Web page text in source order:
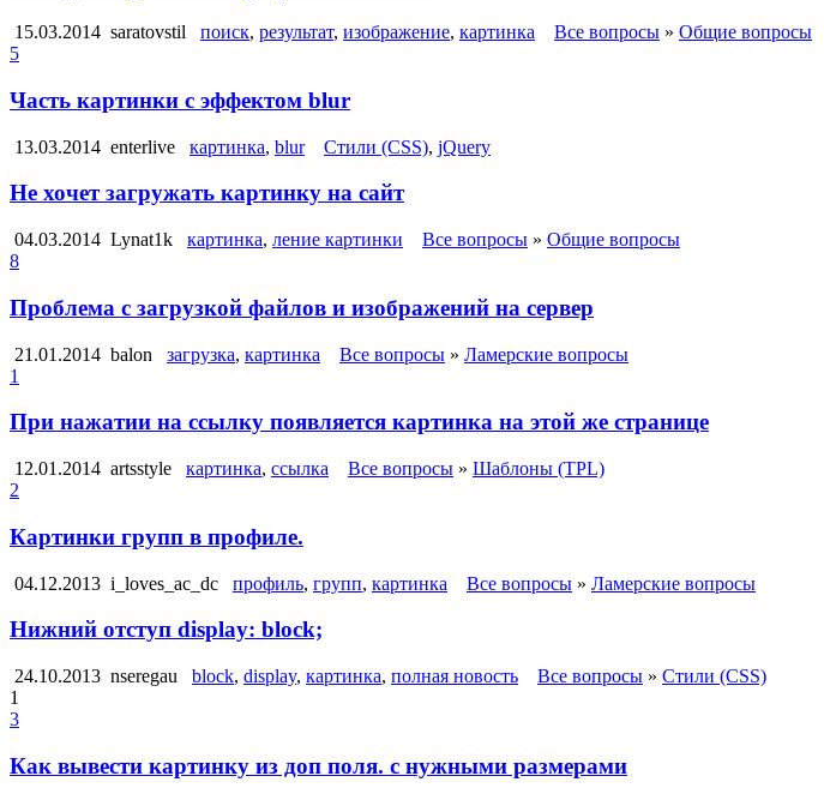
15.03.2014 saratovstil поиск, результат, изображение, картинка Все вопросы » Общие вопросы
5
Часть картинки с эффектом blur
13.03.2014 enterlive картинка, blur Стили (CSS), jQuery
Не хочет загружать картинку на сайт
04.03.2014 Lynat1k картинка, ление картинки Все вопросы » Общие вопросы
8
Проблема с загрузкой файлов и изображений на сервер
21.01.2014 balon загрузка, картинка Все вопросы » Ламерские вопросы
1
При нажатии на ссылку появляется картинка на этой же странице
12.01.2014 artsstyle картинка, ссылка Все вопросы » Шаблоны (TPL)
2
Картинки групп в профиле.
04.12.2013 i_loves_ac_dc профиль, групп, картинка Все вопросы » Ламерские вопросы
Нижний отступ display: block;
24.10.2013 nseregau block, display, картинка, полная новость Все вопросы » Стили (CSS)
1
3
Как вывести картинку из доп поля. с нужными размерами